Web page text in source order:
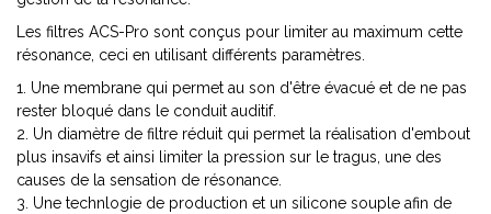
Les filtres ACS-Pro sont conçus pour limiter au maximum cette
résonance, ceci en utilisant différents paramètres.
1. Une membrane qui permet au son d'être évacué et de ne pas
rester bloqué dans le conduit auditif.
2. Un diamètre de filtre réduit qui permet la réalisation d'embout
plus insavifs et ainsi limiter la pression sur le tragus, une des
causes de la sensation de résonance.
3. Une technlogie de production et un silicone souple afin de